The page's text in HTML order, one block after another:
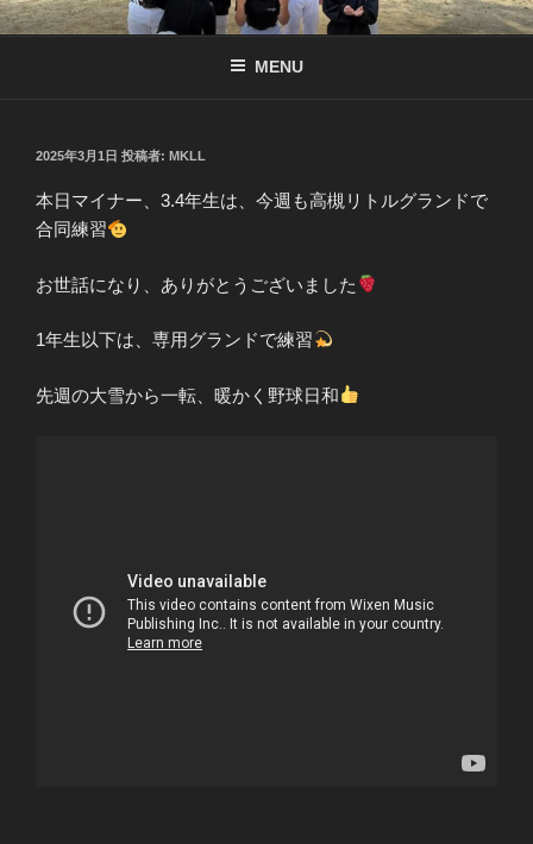
コ
ン
南京都リトル公式サイト
リトル関西連盟所属の少年硬式野球チーム
MENU
投
日:
2025年3月1日 投稿者: MKLL
本日マイナー、3.4年生は、今週も高槻リトルグランドで
合同練習
お世話になり、ありがとうございました
1年生以下は、専用グランドで練習
先週の大雪から一転、暖かく野球日和